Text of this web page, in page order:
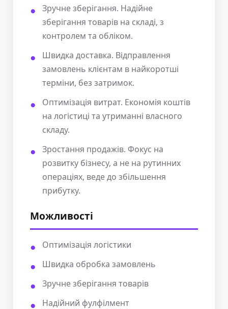
Зручне зберігання. Надійне
зберігання товарів на складі, з
контролем та обліком.
Швидка доставка. Відправлення
замовлень клієнтам в найкоротші
терміни, без затримок.
Оптимізація витрат. Економія коштів
на логістиці та утриманні власного
складу.
Зростання продажів. Фокус на
розвитку бізнесу, а не на рутинних
операціях, веде до збільшення
прибутку.
Можливості
Оптимізація логістики
Швидка обробка замовлень
Зручне зберігання товарів
Надійний фулфілмент